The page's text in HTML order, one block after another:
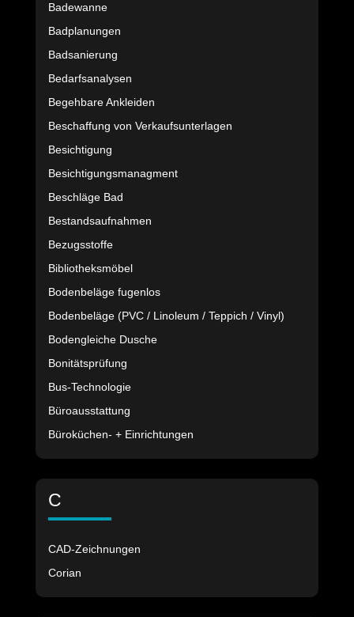
Badewanne
Badplanungen
Badsanierung
Bedarfsanalysen
Begehbare Ankleiden
Beschaffung von Verkaufsunterlagen
Besichtigung
Besichtigungsmanagment
Beschläge Bad
Bestandsaufnahmen
Bezugsstoffe
Bibliotheksmöbel
Bodenbeläge fugenlos
Bodenbeläge (PVC / Linoleum / Teppich / Vinyl)
Bodengleiche Dusche
Bonitätsprüfung
Bus-Technologie
Büroausstattung
Büroküchen- + Einrichtungen
C
CAD-Zeichnungen
Corian